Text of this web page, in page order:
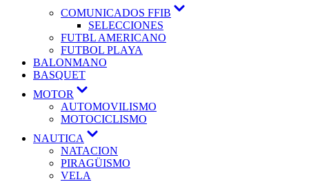
COMUNICADOS FFIB
SELECCIONES
FUTBL AMERICANO
FUTBOL PLAYA
BALONMANO
BASQUET
MOTOR
AUTOMOVILISMO
MOTOCICLISMO
NAUTICA
NATACION
PIRAGÜISMO
VELA